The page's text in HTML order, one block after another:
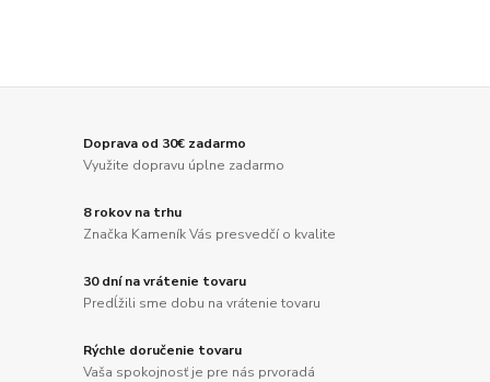
Doprava od 30€ zadarmo
Využite dopravu úplne zadarmo
8 rokov na trhu
Značka Kameník Vás presvedčí o kvalite
30 dní na vrátenie tovaru
Predĺžili sme dobu na vrátenie tovaru
Rýchle doručenie tovaru
Vaša spokojnosť je pre nás prvoradá